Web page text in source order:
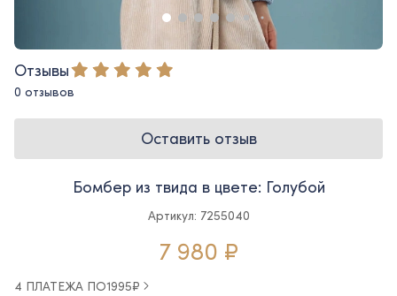
Отзывы
0 отзывов
Оставить отзыв
Бомбер из твида в цвете: Голубой
Артикул: 7255040
7 980 ₽
4 ПЛАТЕЖА ПО1995₽